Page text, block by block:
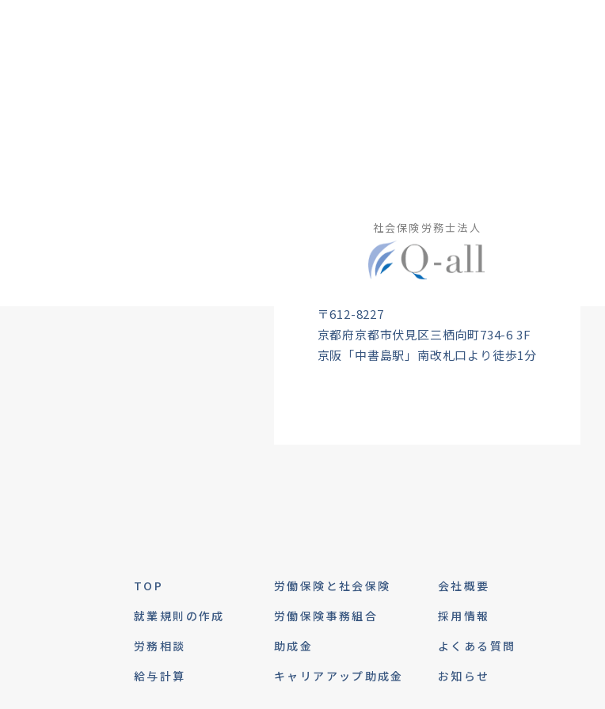
社会保険労務士法人
〒612-8227
京都府京都市伏見区三栖向町734-6 3F
京阪「中書島駅」南改札口より徒歩1分
TOP
就業規則の作成
労務相談
給与計算
労働保険と社会保険
労働保険事務組合
助成金
キャリアアップ助成金
会社概要
採用情報
よくある質問
お知らせ